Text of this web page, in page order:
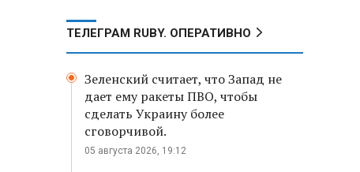
ТЕЛЕГРАМ RUBY. ОПЕРАТИВНО
Зеленский считает, что Запад не
дает ему ракеты ПВО, чтобы
сделать Украину более
сговорчивой.
05 августа 2026, 19:12